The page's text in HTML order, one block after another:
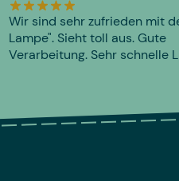
Wir sind sehr zufrieden mit
Lampe". Sieht toll aus. Gute
Verarbeitung. Sehr schnelle